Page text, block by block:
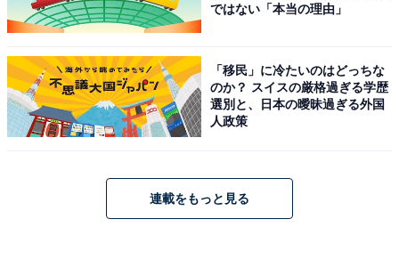
ではない「本当の理由」
「移民」に冷たいのはどっちな
のか？ スイスの厳格過ぎる学歴
選別と、日本の曖昧過ぎる外国
人政策
連載をもっと見る